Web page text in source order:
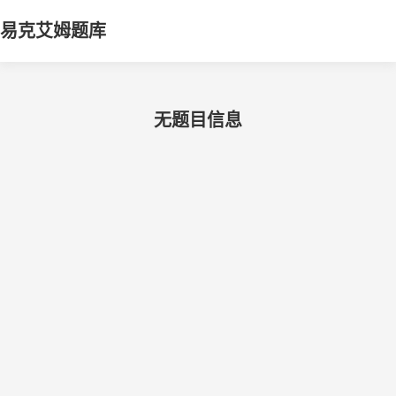
易克艾姆题库
无题目信息